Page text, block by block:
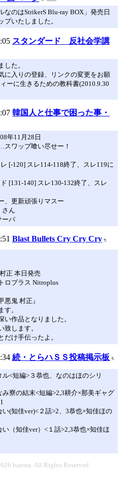
なのはStrikerS Blu-ray BOX」発売日
プいたしました。
スタンダード 反社会学講
した。
に入りの登録、リンクの変更をお願
ーに生きるための教科書(2010.9.30
韓国人と仕事で困った事・
年11月28日
ワップ喰い尽せー！
[-120] スレ114-118終了、スレ119に
[131-140] スレ130-132終了、スレ
、更新頑張りマスー
さん
ーバ
Blast Bullets Cry Cry Cry
正 本日発売
ロプラス Nitroplus
悪鬼 村正』
す。
い作品となりました。
致します。
だけ手伝ったよ。
続・とらハＳＳ投稿掲示板
<短編>３恭也、なのはほのシリ
み寮の結末<短編>2,3耕介×那美ギャグ
(知佳ver)<２話>2、3恭也×知佳ほの
い（知佳ver）<１話>2,3恭也×知佳ほ
hatena. All Rights Reserved.